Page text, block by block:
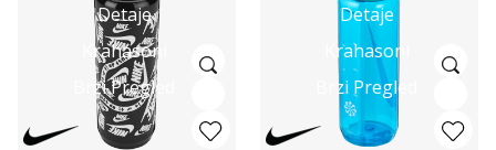
Detaje
Krahasoni
Brzi Pregled
Detaje
Krahasoni
Brzi Pregled